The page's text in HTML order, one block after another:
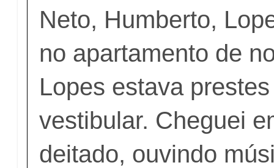
Neto, Humberto,
no apartamento de
Lopes estava
vestibular. Cheguei
deitado, ouvindo